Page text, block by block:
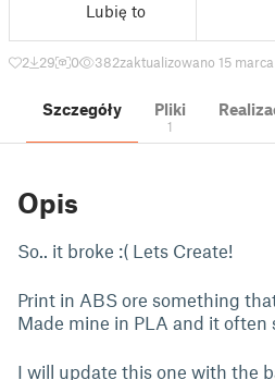
Lubię to
2 29 0 382zaktualizowano 15
Szczegóły Pliki
1
Opis
So.. it broke :( Lets Create!
Print in ABS ore something
Made mine in PLA and it often
I will update this one with the